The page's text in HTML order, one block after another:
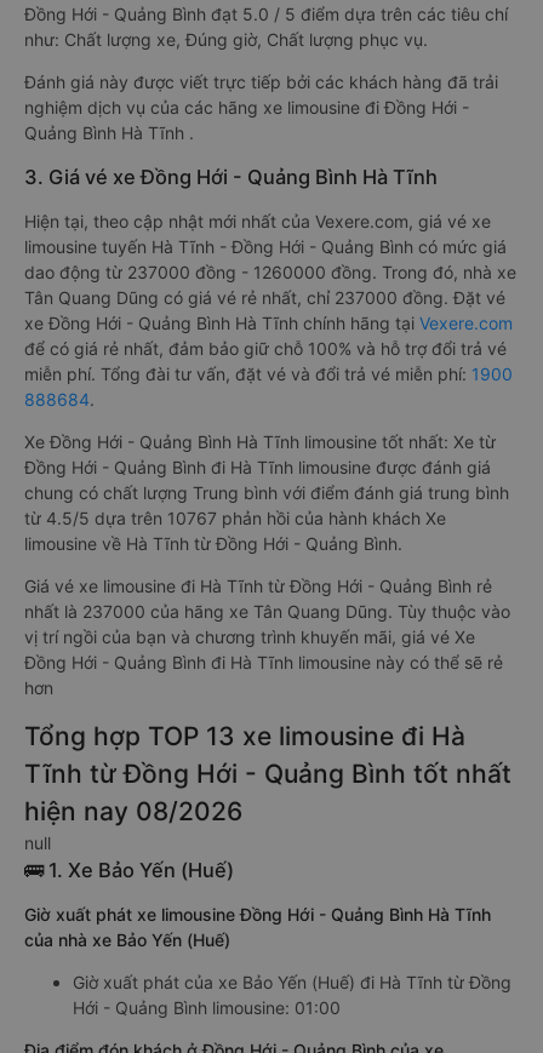
Đồng Hới - Quảng Bình đạt 5.0 / 5 điểm dựa trên các tiêu chí
như: Chất lượng xe, Đúng giờ, Chất lượng phục vụ.
Đánh giá này được viết trực tiếp bởi các khách hàng đã trải
nghiệm dịch vụ của các hãng xe limousine đi Đồng Hới -
Quảng Bình Hà Tĩnh .
3. Giá vé xe Đồng Hới - Quảng Bình Hà Tĩnh
Hiện tại, theo cập nhật mới nhất của Vexere.com, giá vé xe
limousine tuyến Hà Tĩnh - Đồng Hới - Quảng Bình có mức giá
dao động từ 237000 đồng - 1260000 đồng. Trong đó, nhà xe
Tân Quang Dũng có giá vé rẻ nhất, chỉ 237000 đồng. Đặt vé
xe Đồng Hới - Quảng Bình Hà Tĩnh chính hãng tại Vexere.com
để có giá rẻ nhất, đảm bảo giữ chỗ 100% và hỗ trợ đổi trả vé
miễn phí. Tổng đài tư vấn, đặt vé và đổi trả vé miễn phí: 1900
888684.
Xe Đồng Hới - Quảng Bình Hà Tĩnh limousine tốt nhất: Xe từ
Đồng Hới - Quảng Bình đi Hà Tĩnh limousine được đánh giá
chung có chất lượng Trung bình với điểm đánh giá trung bình
từ 4.5/5 dựa trên 10767 phản hồi của hành khách Xe
limousine về Hà Tĩnh từ Đồng Hới - Quảng Bình.
Giá vé xe limousine đi Hà Tĩnh từ Đồng Hới - Quảng Bình rẻ
nhất là 237000 của hãng xe Tân Quang Dũng. Tùy thuộc vào
vị trí ngồi của bạn và chương trình khuyến mãi, giá vé Xe
Đồng Hới - Quảng Bình đi Hà Tĩnh limousine này có thể sẽ rẻ
hơn
Tổng hợp TOP 13 xe limousine đi Hà
Tĩnh từ Đồng Hới - Quảng Bình tốt nhất
hiện nay 08/2026
null
🚌 1. Xe Bảo Yến (Huế)
Giờ xuất phát xe limousine Đồng Hới - Quảng Bình Hà Tĩnh
của nhà xe Bảo Yến (Huế)
Giờ xuất phát của xe Bảo Yến (Huế) đi Hà Tĩnh từ Đồng
Hới - Quảng Bình limousine: 01:00